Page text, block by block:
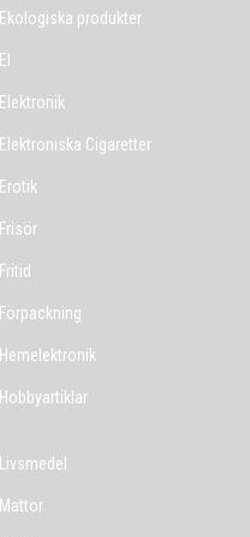
Ekologiska produkter
El
Elektronik
Elektroniska Cigaretter
Erotik
Frisör
Fritid
Förpackning
Hemelektronik
Hobbyartiklar
Livsmedel
Mattor